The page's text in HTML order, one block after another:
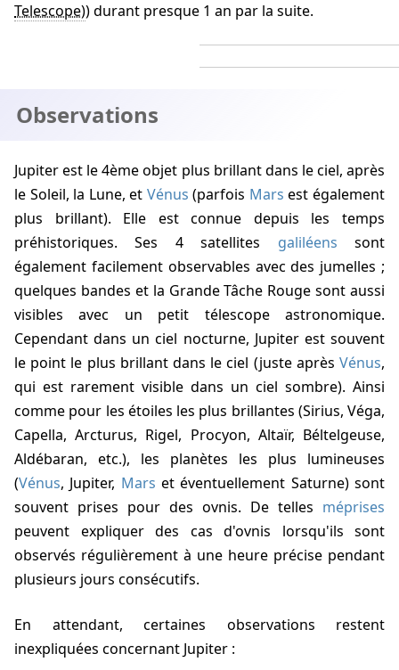
) durant presque 1 an par la suite.
Observations
Jupiter est le 4ème objet plus brillant dans le ciel, après
le Soleil, la Lune, et Vénus (parfois Mars est également
plus brillant). Elle est connue depuis les temps
préhistoriques. Ses 4 satellites galiléens sont
également facilement observables avec des jumelles ;
quelques bandes et la Grande Tâche Rouge sont aussi
visibles avec un petit télescope astronomique.
Cependant dans un ciel nocturne, Jupiter est souvent
le point le plus brillant dans le ciel (juste après Vénus,
qui est rarement visible dans un ciel sombre). Ainsi
comme pour les étoiles les plus brillantes (Sirius, Véga,
Capella, Arcturus, Rigel, Procyon, Altaïr, Béltelgeuse,
Aldébaran, etc.), les planètes les plus lumineuses
(Vénus, Jupiter, Mars et éventuellement Saturne) sont
souvent prises pour des ovnis. De telles méprises
peuvent expliquer des cas d'ovnis lorsqu'ils sont
observés régulièrement à une heure précise pendant
plusieurs jours consécutifs.
En attendant, certaines observations restent
inexpliquées concernant Jupiter :